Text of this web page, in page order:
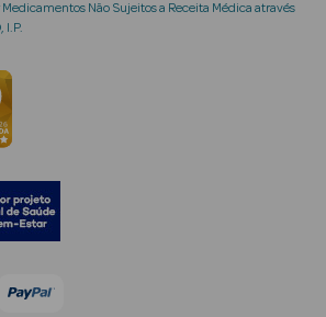
Não Sujeitos a Receita Médica através
I.P.